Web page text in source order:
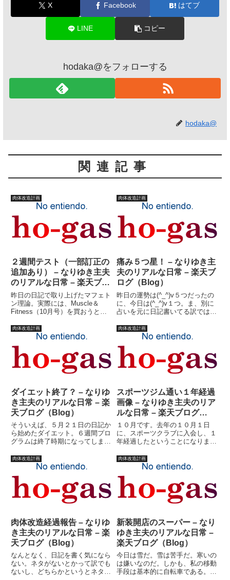
X Facebook はてブ
LINE コピー
hodaka@をフォローする
hodaka@
関連記事
肉体改造計画
２週間テスト（一部訂正の
追加あり） – なりゆき主夫
のリアルな日常 – 楽天ブロ
グ（Blog）
昨日の日記で取り上げたマフェト
ン理論。実際には、Muscle＆
Fitness（10月号）を買おうと思
ので（売ってんの見たことない
が）聞いた事はないけど体脂肪を
燃やす体になるなら読んでみる
か！というノリで購入した...
肉体改造計画
痛み５つ星！ – なりゆき主
夫のリアルな日常 – 楽天ブ
ログ（Blog）
昨日の運勢は(^_^)v５つだったの
に、今日は(^_^)v１つ。ま、別に
占いを元に日記書いてる訳ではな
か。いや、実は昨日だって運勢が
(^_^)v５つだったことで復活した
かのような日記になってました
が、基本的にそ...
肉体改造計画
ダイエット終了？ – なりゆ
き主夫のリアルな日常 – 楽
天ブログ（Blog）
そういえば、５月２１日の日記か
ら始めたダイエット。６週間プロ
グラムは終了時期になってしまっ
現在の体重。７９キロ。ブログラ
ンキングです。真面目にダイエッ
トしろよ！って思う方は、クリッ
クしといてくださいね。すみま
せ...
肉体改造計画
スポーツジム通い１年経過
画像 – なりゆき主夫のリア
ルな日常 – 楽天ブログ
（Blog）
１０月です。去年の１０月１日
に、スポーツクラブに入会し、１
年経過したということになりま
クラブ行くか！ という日記を書
いたのが去年の９月３０日。ま、
いろいろあって、（救急車呼んだ
り・・・）禁煙はなんとかクリ
ア。そ...
肉体改造計画
肉体改造経過報告 – なりゆ
き主夫のリアルな日常 – 楽
天ブログ（Blog）
なんとなく、日記を書く気になら
ない。ネタがないとかって訳でも
ないし、どちらかというとネタが
肉体改造計画
新装開店のスーパー – なり
ゆき主夫のリアルな日常 –
楽天ブログ（Blog）
今日は雪だ。雪は苦手だ。寒いの
は嫌いなのだ。しかも、私の移動
手段は基本的に自転車である。滑